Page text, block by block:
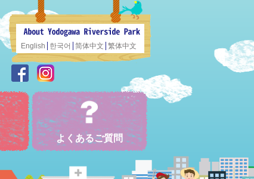
English 한국어 简体中文 繁体中文
よくあるご質問